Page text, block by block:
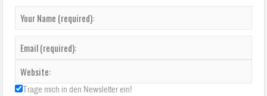
Trage mich in den Newsletter ein!